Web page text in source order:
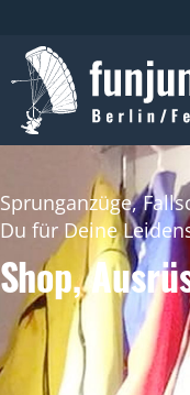
Sprunganzüge,
Du für Deine
Shop,